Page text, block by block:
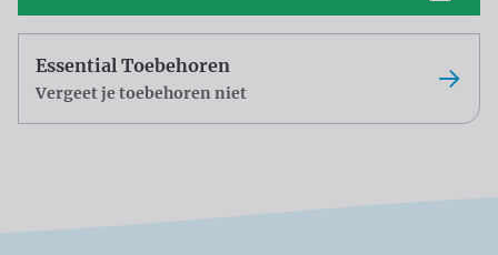
Essential Toebehoren
Vergeet je toebehoren niet